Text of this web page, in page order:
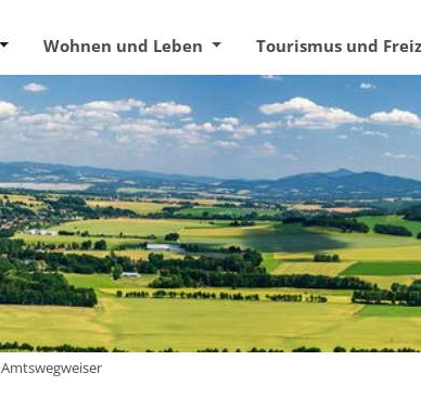
Wohnen und Leben Tourismus und
Amtswegweiser